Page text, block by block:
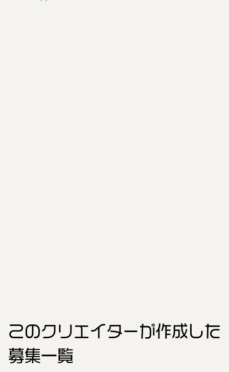
このクリエイターが作成した
募集一覧